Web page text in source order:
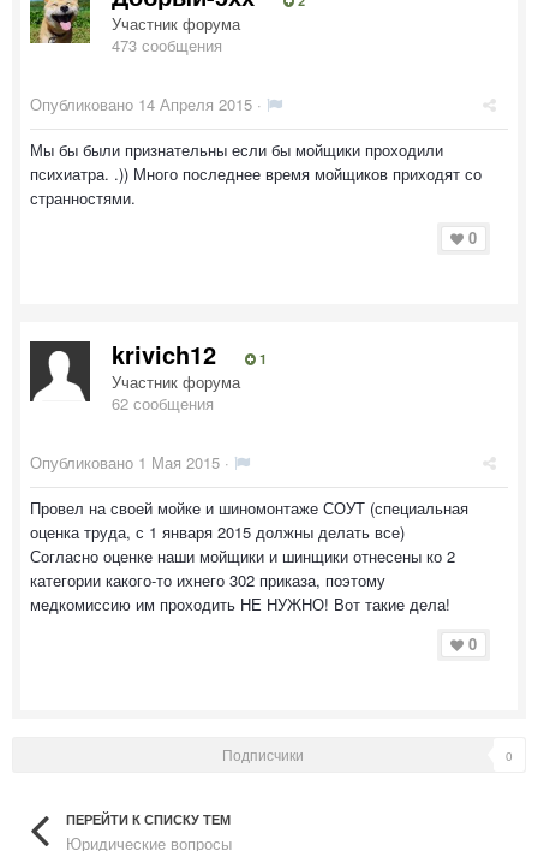
Участник форума
473 сообщения
Опубликовано 14 Апреля 2015 ·
Мы бы были признательны если бы мойщики проходили
психиатра. .)) Много последнее время мойщиков приходят со
странностями.
0
krivich12 1
Участник форума
62 сообщения
Опубликовано 1 Мая 2015 ·
Провел на своей мойке и шиномонтаже СОУТ (специальная
оценка труда, с 1 января 2015 должны делать все)
Согласно оценке наши мойщики и шинщики отнесены ко 2
категории какого-то ихнего 302 приказа, поэтому
медкомиссию им проходить НЕ НУЖНО! Вот такие дела!
0
Подписчики 0
ПЕРЕЙТИ К СПИСКУ ТЕМ
Юридические вопросы